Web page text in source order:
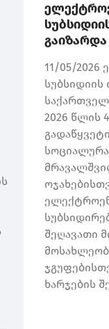
გაიზარდა
11/05/
სუბსიდიის
2026 წლის
შეღავათი
ხარჯების